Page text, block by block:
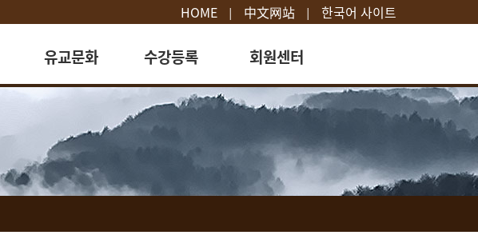
HOME 中文网站 한국어 사이트
유교문화
4서5경학습
한국유교문화관광
유교성지탐방
수강등록 회원센터
공지사항
교육문의